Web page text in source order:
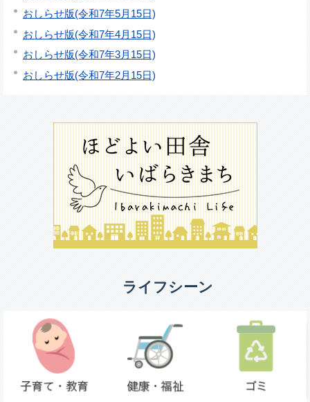
おしらせ版(令和7年5月15日)
おしらせ版(令和7年4月15日)
おしらせ版(令和7年3月15日)
おしらせ版(令和7年2月15日)
ライフシーン